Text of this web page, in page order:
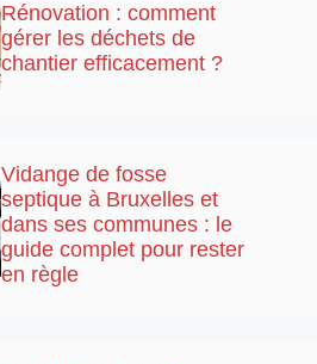
Rénovation : comment
gérer les déchets de
chantier efficacement ?
Vidange de fosse
septique à Bruxelles et
dans ses communes : le
guide complet pour rester
en règle